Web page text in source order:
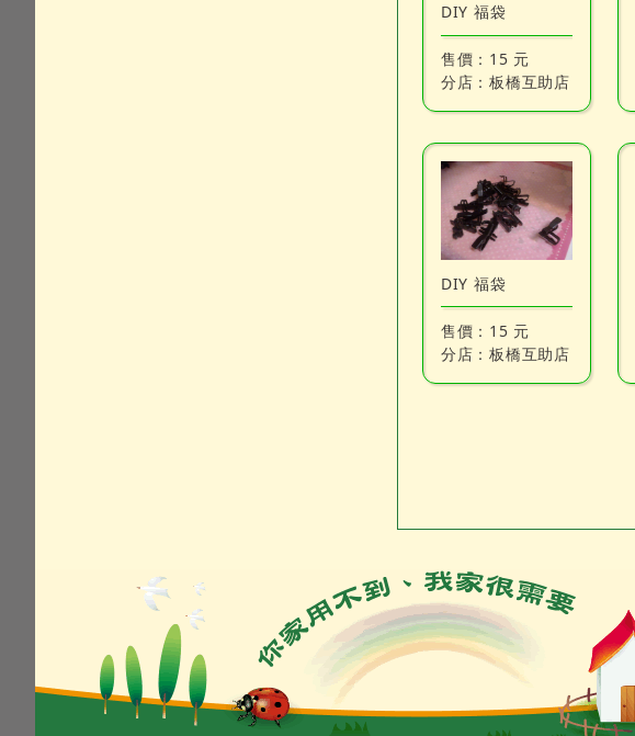
DIY 福袋
售價： 15 元
分店：板橋互助店
DIY 福袋
售價： 15 元
分店：板橋互助店